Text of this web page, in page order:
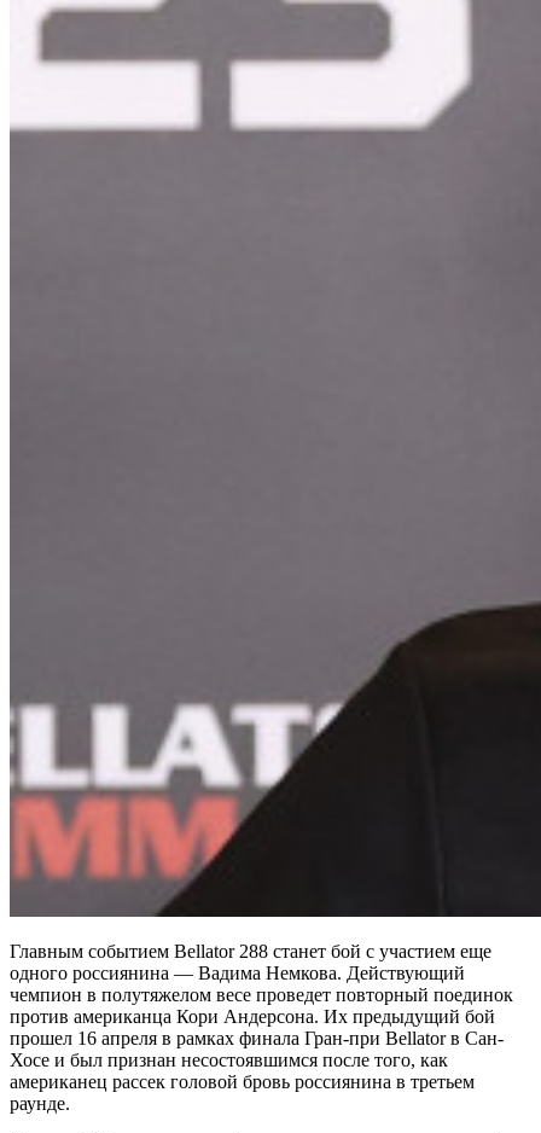
Главным событием Bellator 288 станет бой с участием еще
одного россиянина — Вадима Немкова. Действующий
чемпион в полутяжелом весе проведет повторный поединок
против американца Кори Андерсона. Их предыдущий бой
прошел 16 апреля в рамках финала Гран-при Bellator в Сан-
Хосе и был признан несостоявшимся после того, как
американец рассек головой бровь россиянина в третьем
раунде.